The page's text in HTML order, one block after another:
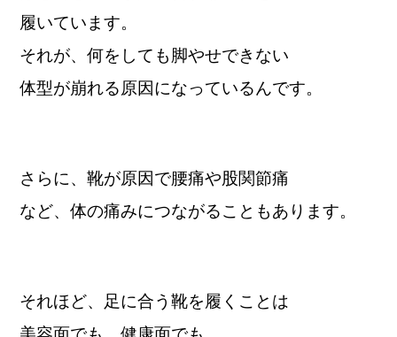
履いています。
それが、何をしても脚やせできない
体型が崩れる原因になっているんです。
さらに、靴が原因で腰痛や股関節痛
など、体の痛みにつながることもあります。
それほど、足に合う靴を履くことは